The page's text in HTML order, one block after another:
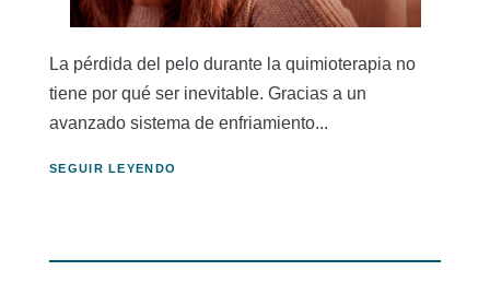
La pérdida del pelo durante la quimioterapia no
tiene por qué ser inevitable. Gracias a un
avanzado sistema de enfriamiento...
SEGUIR LEYENDO